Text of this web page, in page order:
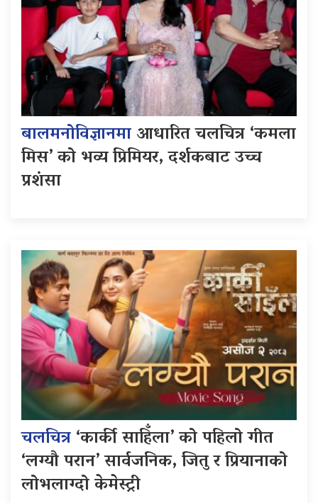
बालमनोविज्ञानमाआधारित चलचित्र ‘कमला
मिस’ को भव्य प्रिमियर, दर्शकबाट उच्च
प्रशंसा
चलचित्र‘कार्की साहिँला’ को पहिलो गीत
‘लग्यौ परान’ सार्वजनिक, जितु र प्रियानाको
लोभलाग्दो केमेस्ट्री